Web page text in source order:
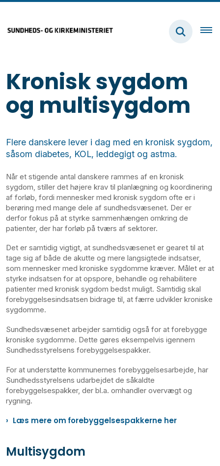
Kronisk sygdom
og multisygdom
Flere danskere lever i dag med en kronisk sygdom,
såsom diabetes, KOL, leddegigt og astma.
Når et stigende antal danskere rammes af en kronisk
sygdom, stiller det højere krav til planlægning og koordinering
af forløb, fordi mennesker med kronisk sygdom ofte er i
berøring med mange dele af sundhedsvæsenet. Der er
derfor fokus på at styrke sammenhængen omkring de
patienter, der har forløb på tværs af sektorer.
Det er samtidig vigtigt, at sundhedsvæsenet er gearet til at
tage sig af både de akutte og mere langsigtede indsatser,
som mennesker med kroniske sygdomme kræver. Målet er at
styrke indsatsen for at opspore, behandle og rehabilitere
patienter med kronisk sygdom bedst muligt. Samtidig skal
forebyggelsesindsatsen bidrage til, at færre udvikler kroniske
sygdomme.
Sundhedsvæsenet arbejder samtidig også for at forebygge
kroniske sygdomme. Dette gøres eksempelvis igennem
Sundhedsstyrelsens forebyggelsespakker.
For at understøtte kommunernes forebyggelsesarbejde, har
Sundhedsstyrelsens udarbejdet de såkaldte
forebyggelsespakker, der bl.a. omhandler overvægt og
rygning.
Læs mere om forebyggelsespakkerne her
Multisygdom